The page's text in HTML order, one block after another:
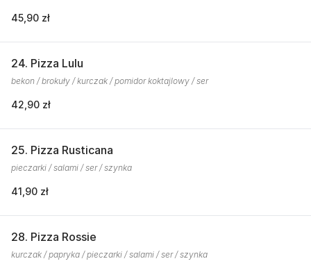
45,90 zł
24. Pizza Lulu
bekon / brokuły / kurczak / pomidor koktajlowy / ser
42,90 zł
25. Pizza Rusticana
pieczarki / salami / ser / szynka
41,90 zł
28. Pizza Rossie
kurczak / papryka / pieczarki / salami / ser / szynka